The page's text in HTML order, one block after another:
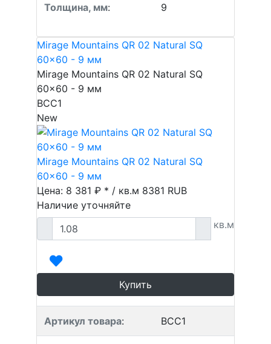
Толщина, мм: 9
Mirage Mountains QR 02 Natural SQ
60x60 - 9 мм
Mirage Mountains QR 02 Natural SQ
60x60 - 9 мм
BCC1
New
Mirage Mountains QR 02 Natural SQ
60x60 - 9 мм
Цена: 8 381 ₽ * / кв.м 8381 RUB
Наличие уточняйте
кв.м
Купить
Артикул товара: BCC1